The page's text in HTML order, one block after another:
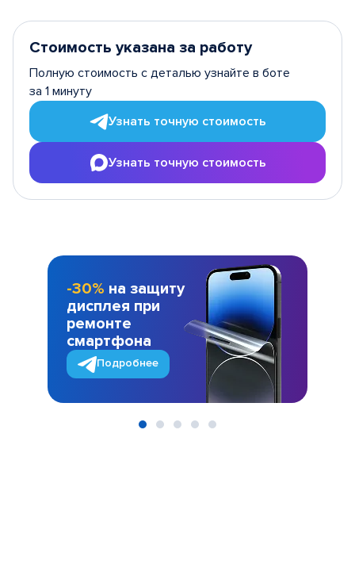
Стоимость указана за работу
Полную стоимость с деталью узнайте в боте
за 1 минуту
Узнать точную стоимость
Узнать точную стоимость
-30% на защиту
дисплея при
ремонте
смартфона
Подробнее